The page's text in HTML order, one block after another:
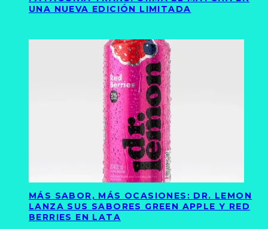
UNA NUEVA EDICIÓN LIMITADA
MÁS SABOR, MÁS OCASIONES: DR. LEMON
LANZA SUS SABORES GREEN APPLE Y RED
BERRIES EN LATA